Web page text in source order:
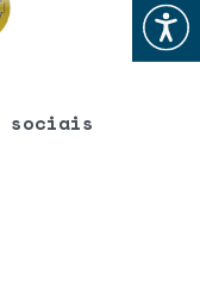
Abrir
sociais